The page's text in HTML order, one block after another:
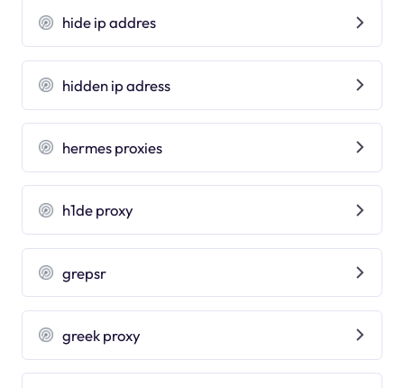
hide ip addres
hidden ip adress
hermes proxies
h1de proxy
grepsr
greek proxy